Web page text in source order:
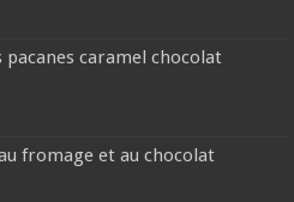
pacanes caramel chocolat
fromage et au chocolat